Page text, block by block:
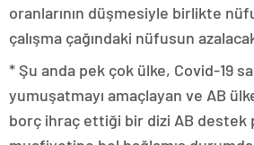
oranlarının düşmesiyle birlikte
çalışma çağındaki nüfusun
* Şu anda pek çok ülke, Covid-19
yumuşatmayı amaçlayan ve AB
borç ihraç ettiği bir dizi AB destek